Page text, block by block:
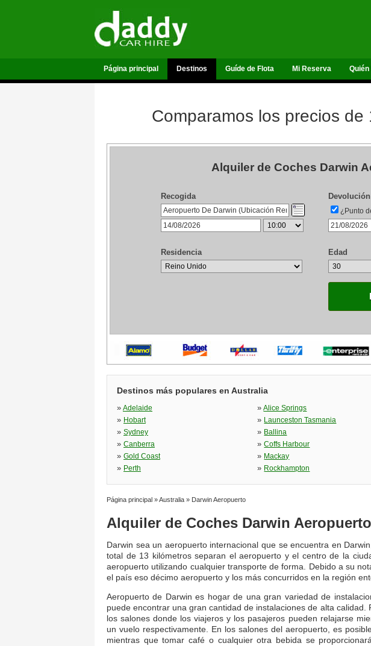
Página principal Destinos Guíde de Flota Mi Reserva Quién
Comparamos los precios
Alquiler de Coches Darwin
Recogida Devolución
¿Punto
Residencia Edad
Destinos más populares en Australia
» Adelaide »Alice Springs
» Hobart » Launceston Tasmania
» Sydney » Ballina
» Canberra »Coffs Harbour
» Gold Coast » Mackay
» Perth » Rockhampton
Página principal »Australia » Darwin Aeropuerto
Alquiler de Coches Darwin Aeropuerto
Darwin sea un aeropuerto internacional que se encuentra en
total de 13 kilómetros separan el aeropuerto y el centro de la
aeropuerto utilizando cualquier transporte de forma. Debido a su
el país eso décimo aeropuerto y los más concurridos en la región
Aeropuerto de Darwin es hogar de una gran variedad de
puede encontrar una gran cantidad de instalaciones de alta calidad.
los salones donde los viajeros y los pasajeros pueden relajarse
un vuelo respectivamente. En los salones del aeropuerto, es
mientras que tomar café o cualquier otra bebida se